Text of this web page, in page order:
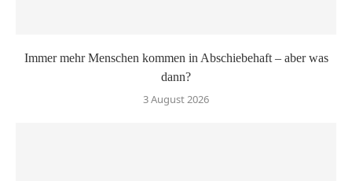
Immer mehr Menschen kommen in Abschiebehaft – aber was
dann?
3 August 2026